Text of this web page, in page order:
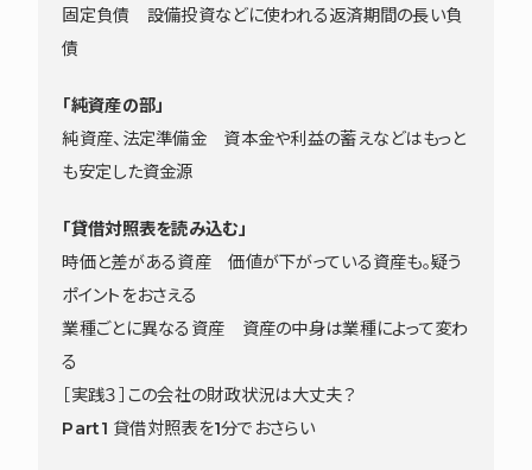
固定負債 設備投資などに使われる返済期間の長い負
債
「純資産の部」
純資産、法定準備金 資本金や利益の蓄えなどはもっと
も安定した資金源
「貸借対照表を読み込む」
時価と差がある資産 価値が下がっている資産も。疑う
ポイントをおさえる
業種ごとに異なる資産 資産の中身は業種によって変わ
る
［実践３］この会社の財政状況は大丈夫？
Part1 貸借対照表を1分でおさらい